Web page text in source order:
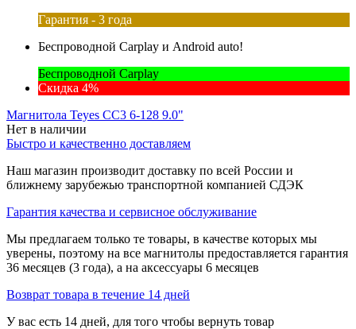
Гарантия - 3 года
Беспроводной Carplay и Android auto!
Беспроводной Carplay
Скидка 4%
Магнитола Teyes CC3 6-128 9.0"
Нет в наличии
Быстро и качественно доставляем
Наш магазин производит доставку по всей России и
ближнему зарубежью транспортной компанией СДЭК
Гарантия качества и сервисное обслуживание
Мы предлагаем только те товары, в качестве которых мы
уверены, поэтому на все магнитолы предоставляется гарантия
36 месяцев (3 года), а на аксессуары 6 месяцев
Возврат товара в течение 14 дней
У вас есть 14 дней, для того чтобы вернуть товар